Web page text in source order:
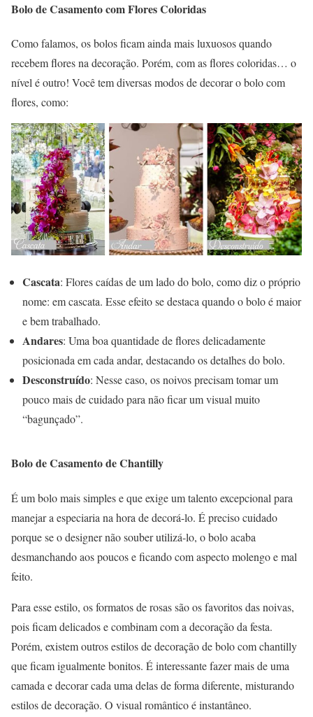
Bolo de Casamento com Flores Coloridas
Como falamos, os bolos ficam ainda mais luxuosos quando
recebem flores na decoração. Porém, com as flores coloridas… o
nível é outro! Você tem diversas modos de decorar o bolo com
flores, como:
Cascata: Flores caídas de um lado do bolo, como diz o próprio
nome: em cascata. Esse efeito se destaca quando o bolo é maior
e bem trabalhado.
Andares: Uma boa quantidade de flores delicadamente
posicionada em cada andar, destacando os detalhes do bolo.
Desconstruído: Nesse caso, os noivos precisam tomar um
pouco mais de cuidado para não ficar um visual muito
“bagunçado”.
Bolo de Casamento de Chantilly
É um bolo mais simples e que exige um talento excepcional para
manejar a especiaria na hora de decorá-lo. É preciso cuidado
porque se o designer não souber utilizá-lo, o bolo acaba
desmanchando aos poucos e ficando com aspecto molengo e mal
feito.
Para esse estilo, os formatos de rosas são os favoritos das noivas,
pois ficam delicados e combinam com a decoração da festa.
Porém, existem outros estilos de decoração de bolo com chantilly
que ficam igualmente bonitos. É interessante fazer mais de uma
camada e decorar cada uma delas de forma diferente, misturando
estilos de decoração. O visual romântico é instantâneo.